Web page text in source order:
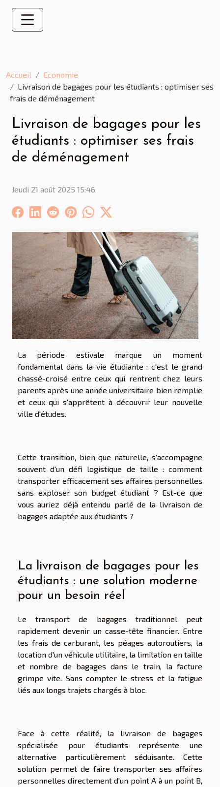
Accueil
Economie
Livraison de bagages pour les étudiants : optimiser ses
frais de déménagement
Livraison de bagages pour les
étudiants : optimiser ses frais
de déménagement
Jeudi 21 août 2025 15:46
La période estivale marque un moment
fondamental dans la vie étudiante : c'est le grand
chassé-croisé entre ceux qui rentrent chez leurs
parents après une année universitaire bien remplie
et ceux qui s'apprêtent à découvrir leur nouvelle
ville d'études.
Cette transition, bien que naturelle, s'accompagne
souvent d'un défi logistique de taille : comment
transporter efficacement ses affaires personnelles
sans exploser son budget étudiant ? Est-ce que
vous auriez déjà entendu parlé de la livraison de
bagages adaptée aux étudiants ?
La livraison de bagages pour les
étudiants : une solution moderne
pour un besoin réel
Le transport de bagages traditionnel peut
rapidement devenir un casse-tête financier. Entre
les frais de carburant, les péages autoroutiers, la
location d'un véhicule utilitaire, la limitation en taille
et nombre de bagages dans le train, la facture
grimpe vite. Sans compter le stress et la fatigue
liés aux longs trajets chargés à bloc.
Face à cette réalité, la livraison de bagages
spécialisée pour étudiants représente une
alternative particulièrement séduisante. Cette
solution permet de faire transporter ses affaires
personnelles directement d'un point A à un point B,